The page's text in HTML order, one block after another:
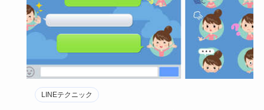
LINEテクニック